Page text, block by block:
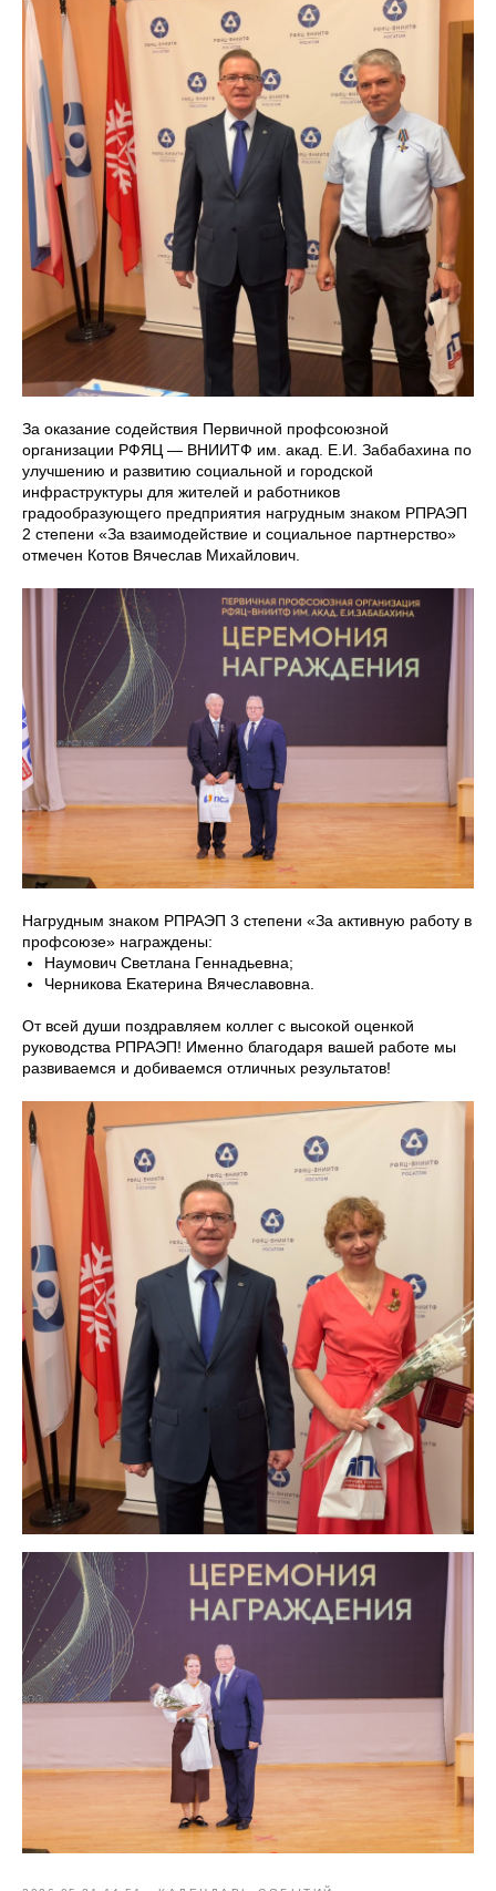
За оказание содействия Первичной профсоюзной
организации РФЯЦ — ВНИИТФ им. акад. Е.И. Забабахина по
улучшению и развитию социальной и городской
инфраструктуры для жителей и работников
градообразующего предприятия нагрудным знаком РПРАЭП
2 степени «За взаимодействие и социальное партнерство»
отмечен Котов Вячеслав Михайлович.
Нагрудным знаком РПРАЭП 3 степени «За активную работу в
профсоюзе» награждены:
Наумович Светлана Геннадьевна;
Черникова Екатерина Вячеславовна.
От всей души поздравляем коллег с высокой оценкой
руководства РПРАЭП! Именно благодаря вашей работе мы
развиваемся и добиваемся отличных результатов!